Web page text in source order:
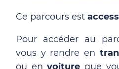
Ce parcours est
Pour accéder au
vous y rendre en
ou envoiture que